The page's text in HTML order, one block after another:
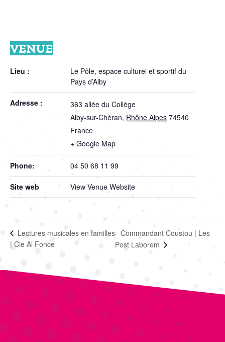
VENUE
Lieu :
Le Pôle, espace culturel et sportif du
Pays d’Alby
Adresse :
363 allée du Collège
Alby-sur-Chéran, Rhône Alpes 74540
France
+ Google Map
Phone: 04 50 68 11 99
Site web View Venue Website
Lectures musicales en familles
| Cie Al Fonce
Commandant Coustou | Les
Post Laborem